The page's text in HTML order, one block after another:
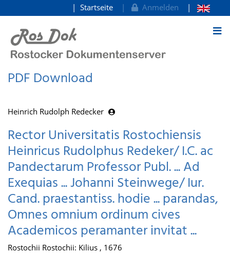
zum Inhalt
Startseite Anmelden
PDF Download
Heinrich Rudolph Redecker
Rector Universitatis Rostochiensis
Heinricus Rudolphus Redeker/ I.C. ac
Pandectarum Professor Publ. ... Ad
Exequias ... Johanni Steinwege/ Iur.
Cand. praestantiss. hodie ... parandas,
Omnes omnium ordinum cives
Academicos peramanter invitat ...
Rostochii Rostochii: Kilius , 1676